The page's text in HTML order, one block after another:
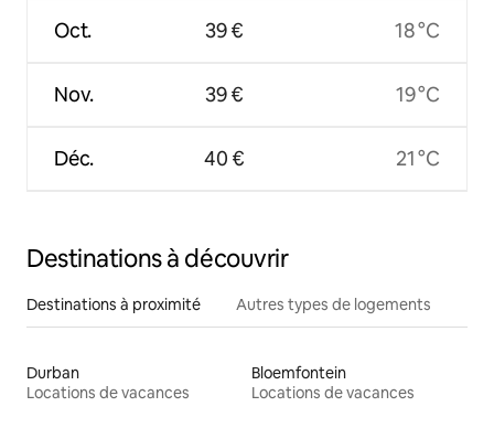
Oct.
Nov.
Déc.
39 €
39 €
40 €
18 °C
19 °C
21 °C
Destinations à découvrir
Destinations à proximité Autres types de logements
Durban
Locations de vacances
Bloemfontein
Locations de vacances